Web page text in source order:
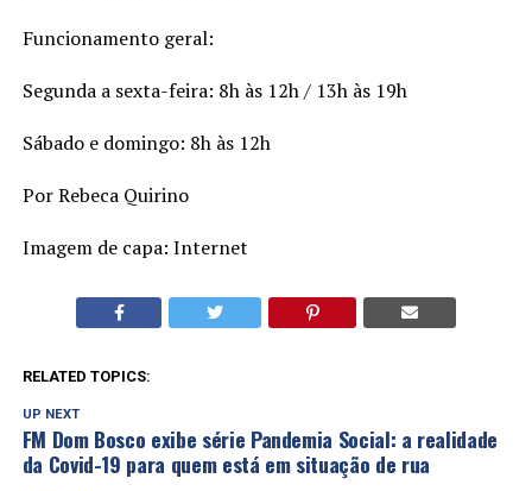
Funcionamento geral:
Segunda a sexta-feira: 8h às 12h / 13h às 19h
Sábado e domingo: 8h às 12h
Por Rebeca Quirino
Imagem de capa: Internet
RELATED TOPICS:
UP NEXT
FM Dom Bosco exibe série Pandemia Social: a realidade
da Covid-19 para quem está em situação de rua